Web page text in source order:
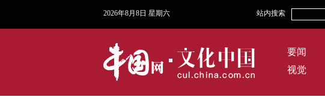
2026年8月8日 星期六 站内搜索
要闻
视觉